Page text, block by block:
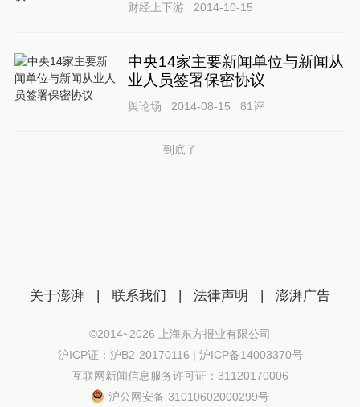
财经上下游 2014-10-15
中央14家主要新闻单位与新闻从
业人员签署保密协议
舆论场 2014-08-15 81评
到底了
关于澎湃 | 联系我们 | 法律声明 | 澎湃广告
©2014~2026 上海东方报业有限公司
沪ICP证：沪B2-20170116 | 沪ICP备14003370号
互联网新闻信息服务许可证：31120170006
沪公网安备 31010602000299号